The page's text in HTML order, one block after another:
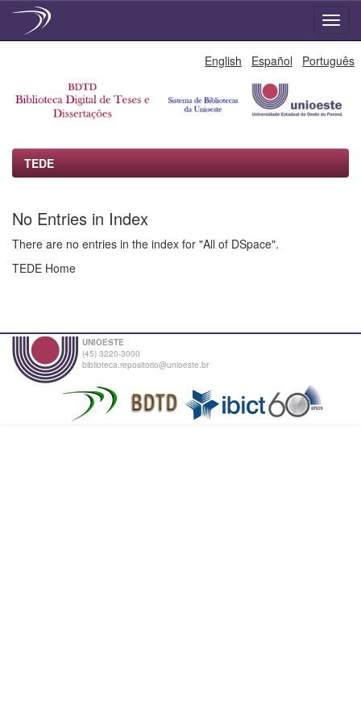
English Español Português
TEDE
No Entries in Index
There are no entries in the index for "All of DSpace".
TEDE Home
UNIOESTE
(45) 3220-3000
biblioteca.repositorio@unioeste.br